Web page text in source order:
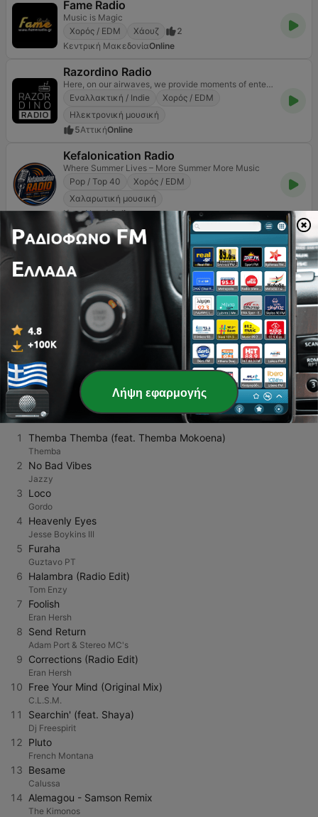
Fame Radio
Music is Magic
Χορός / EDM
Χάουζ
2
Κεντρική ΜακεδονίαOnline
Razordino Radio
Here, on our airwaves, we provide moments of entertainment and great of electronic music.
Εναλλακτική / Indie
Χορός / EDM
Ηλεκτρονική μουσική
5ΑττικήOnline
Kefalonication Radio
Where Summer Lives – More Summer More Music
Pop / Top 40
Χορός / EDM
Χαλαρωτική μουσική
Ιόνια ΝησιάOnline
StarFM
Pop / Top 40
Σύγχρονη μουσική για ενήλικες
Χορός / EDM
4
>
ΚΟΡΥΦΑΊΑ ΤΡΑΓΟΎΔΙΑ
1 Themba Themba (feat. Themba Mokoena)
Themba
2 No Bad Vibes
Jazzy
3 Loco
Gordo
4 Heavenly Eyes
Jesse Boykins III
5 Furaha
Guztavo PT
6 Halambra (Radio Edit)
Tom Enzy
7 Foolish
Eran Hersh
8 Send Return
Adam Port & Stereo MC's
9 Corrections (Radio Edit)
Eran Hersh
10 Free Your Mind (Original Mix)
C.L.S.M.
11 Searchin' (feat. Shaya)
Dj Freespirit
12 Pluto
French Montana
13 Besame
Calussa
14 Alemagou - Samson Remix
The Kimonos
Λήψη εφαρμογής